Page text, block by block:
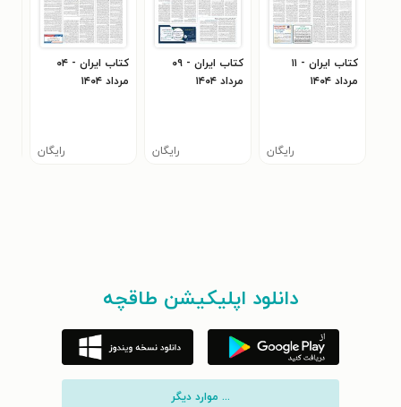
کتاب ایران - ۱۱
مرداد ۱۴۰۴
رایگان
کتاب ایران - ۰۹
مرداد ۱۴۰۴
رایگان
کتاب ایران - ۰۴
مرداد ۱۴۰۴
رایگان
دانلود اپلیکیشن طاقچه
... موارد دیگر